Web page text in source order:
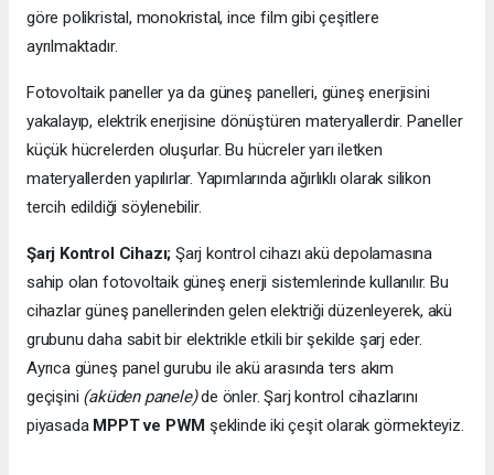
göre polikristal, monokristal, ince film gibi çeşitlere
ayrılmaktadır.
Fotovoltaik paneller ya da güneş panelleri, güneş enerjisini
yakalayıp, elektrik enerjisine dönüştüren materyallerdir. Paneller
küçük hücrelerden oluşurlar. Bu hücreler yarı iletken
materyallerden yapılırlar. Yapımlarında ağırlıklı olarak silikon
tercih edildiği söylenebilir.
Şarj Kontrol Cihazı; Şarj kontrol cihazı akü depolamasına
sahip olan fotovoltaik güneş enerji sistemlerinde kullanılır. Bu
cihazlar güneş panellerinden gelen elektriği düzenleyerek, akü
grubunu daha sabit bir elektrikle etkili bir şekilde şarj eder.
Ayrıca güneş panel gurubu ile akü arasında ters akım
geçişini (aküden panele)de önler. Şarj kontrol cihazlarını
piyasada MPPT ve PWM şeklinde iki çeşit olarak görmekteyiz.